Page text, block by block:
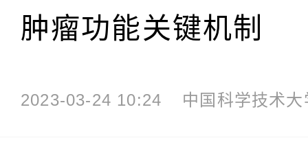
肿瘤功能关键机制
2023-03-24 10:24 中国科学技术大